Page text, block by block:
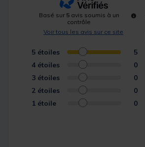
Basé sur 5 avis soumis à un
contrôle
Voir tous les avis sur ce site
5 étoiles
5
4 étoiles
0
3 étoiles
0
2 étoiles
0
1 étoile 0